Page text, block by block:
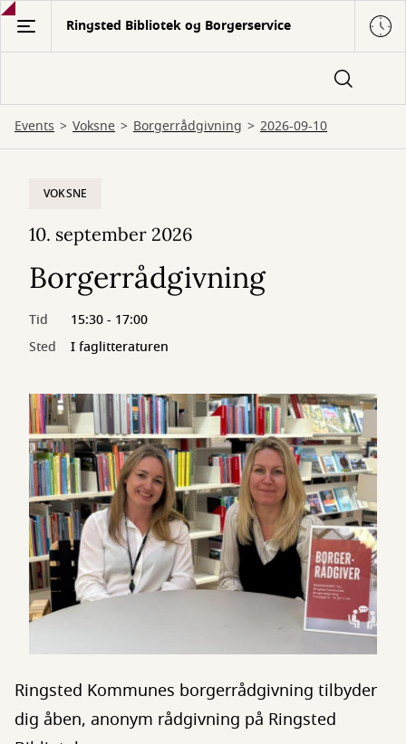
Gå
hovedindhold
Ringsted Bibliotek og Borgerservice
Events Voksne Borgerrådgivning 2026-09-10
VOKSNE
10. september 2026
Borgerrådgivning
Tid
15:30 - 17:00
Sted
I faglitteraturen
Ringsted Kommunes borgerrådgivning tilbyder
dig åben, anonym rådgivning på Ringsted